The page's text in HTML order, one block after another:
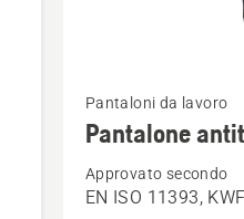
maggiori
dettagli
Pantaloni da lavoro
Pantalone
Approvato secondo
EN ISO 11393,